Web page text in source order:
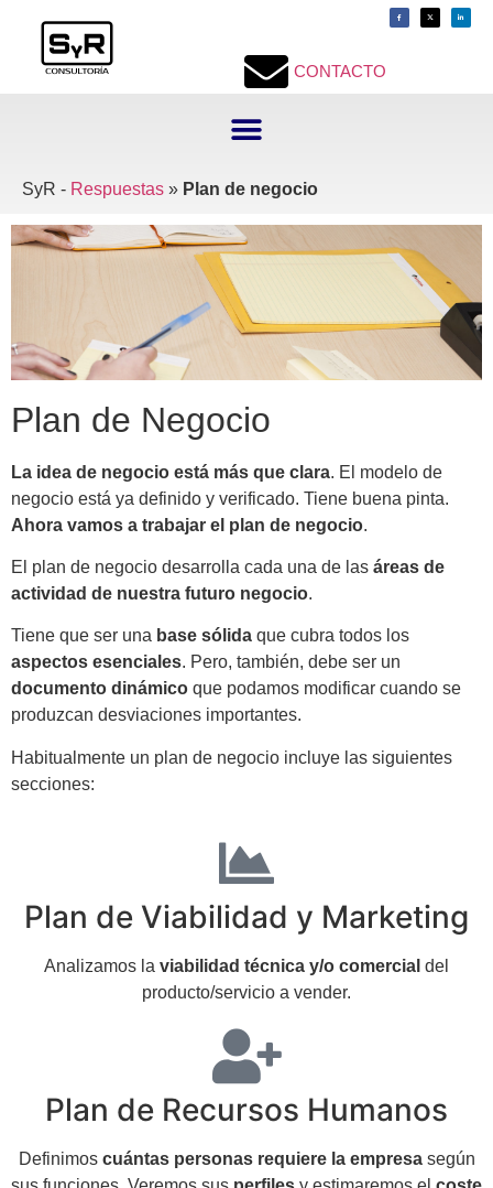
CONTACTO
SyR - Respuestas » Plan de negocio
Plan de Negocio
La idea de negocio está más que clara. El modelo de
negocio está ya definido y verificado. Tiene buena pinta.
Ahora vamos a trabajar el plan de negocio.
El plan de negocio desarrolla cada una de las áreas de
actividad de nuestra futuro negocio.
Tiene que ser una base sólida que cubra todos los
aspectos esenciales. Pero, también, debe ser un
documento dinámico que podamos modificar cuando se
produzcan desviaciones importantes.
Habitualmente un plan de negocio incluye las siguientes
secciones:
Plan de Viabilidad y Marketing
Analizamos la viabilidad técnica y/o comercial del
producto/servicio a vender.
Plan de Recursos Humanos
Definimos cuántas personas requiere la empresasegún